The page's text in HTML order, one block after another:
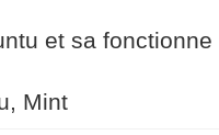
et sa
Mint